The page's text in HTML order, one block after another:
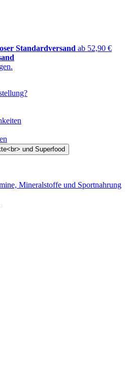
Standardversand ab 52,90 €
Mineralstoffe und Sportnahrung